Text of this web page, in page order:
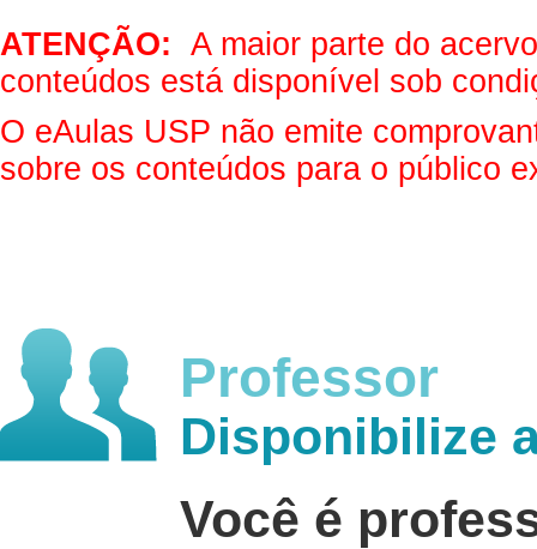
ATENÇÃO: A maior parte do
conteúdos está disponível sob
O eAulas USP não emite
sobre os conteúdos para o público
Professor
Disponibilize
Você é